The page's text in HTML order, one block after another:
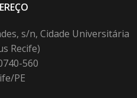
s/n, Cidade Universitária
Recife)
560
PE